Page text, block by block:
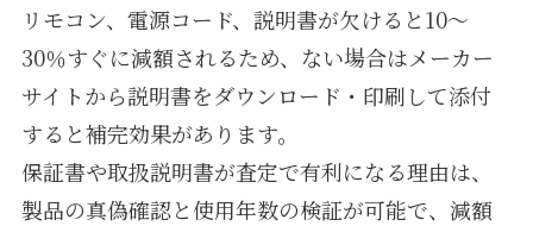
リモコン、電源コード、説明書が欠けると10〜
30％すぐに減額されるため、ない場合はメーカー
サイトから説明書をダウンロード・印刷して添付
すると補完効果があります。
保証書や取扱説明書が査定で有利になる理由は、
製品の真偽確認と使用年数の検証が可能で、減額